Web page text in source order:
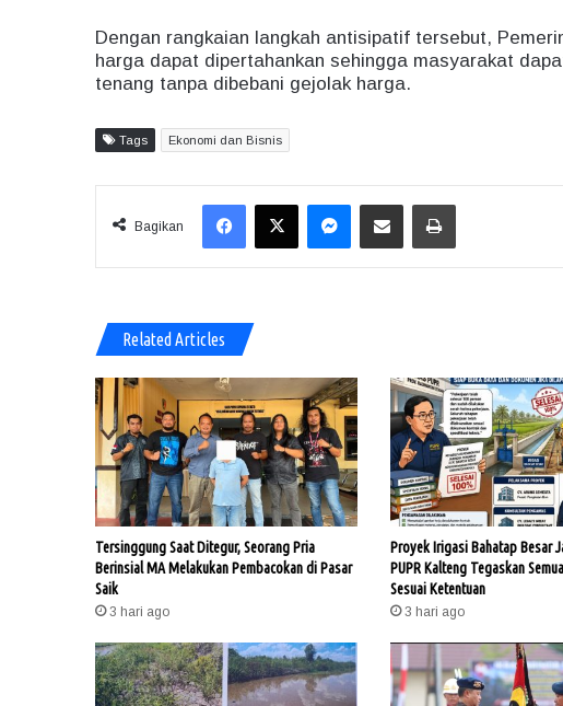
Dengan rangkaian langkah antisipatif tersebut,
harga dapat dipertahankan sehingga masyarakat
tenang tanpa dibebani gejolak harga.
Tags Ekonomi dan Bisnis
Bagikan
X
Related Articles
Tersinggung Saat Ditegur, Seorang Pria
Berinsial MA Melakukan Pembacokan di Pasar
Saik
3 hari ago
Proyek Irigasi Bahatap Besar
PUPR Kalteng Tegaskan
Sesuai Ketentuan
3 hari ago